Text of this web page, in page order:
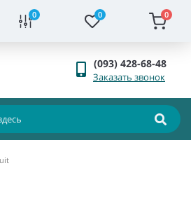
0 0 0
(093) 428-68-48
Заказать звонок